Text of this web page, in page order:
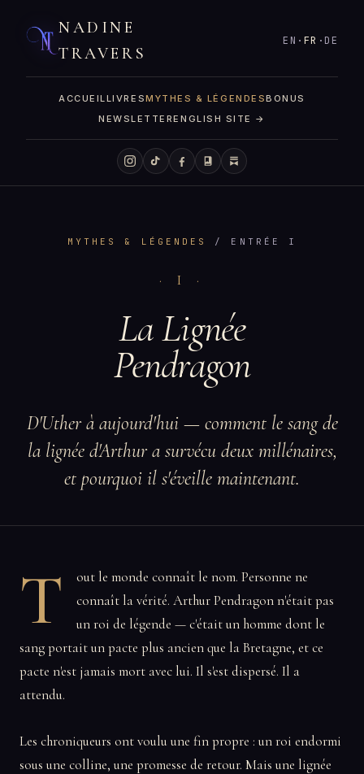
NADINE
TRAVERS
ACCUEILLIVRESMYTHES & LÉGENDESBONUS
NEWSLETTERENGLISH SITE →
EN · FR · DE
MYTHES & LÉGENDES / ENTRÉE I
· I ·
La Lignée
Pendragon
D'Uther à aujourd'hui — comment le sang de
la lignée d'Arthur a survécu deux millénaires,
et pourquoi il s'éveille maintenant.
T
out le monde connaît le nom. Personne ne
connaît la vérité. Arthur Pendragon n'était pas
un roi de légende — c'était un homme dont le
sang portait un pacte plus ancien que la Bretagne, et ce
pacte n'est jamais mort avec lui. Il s'est dispersé. Il a
attendu.
Les chroniqueurs ont voulu une fin propre : un roi endormi
sous une colline, une promesse de retour. Mais une lignée